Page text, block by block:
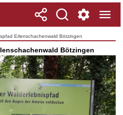
Erlenschachenwald Bötzingen
Bötzingen